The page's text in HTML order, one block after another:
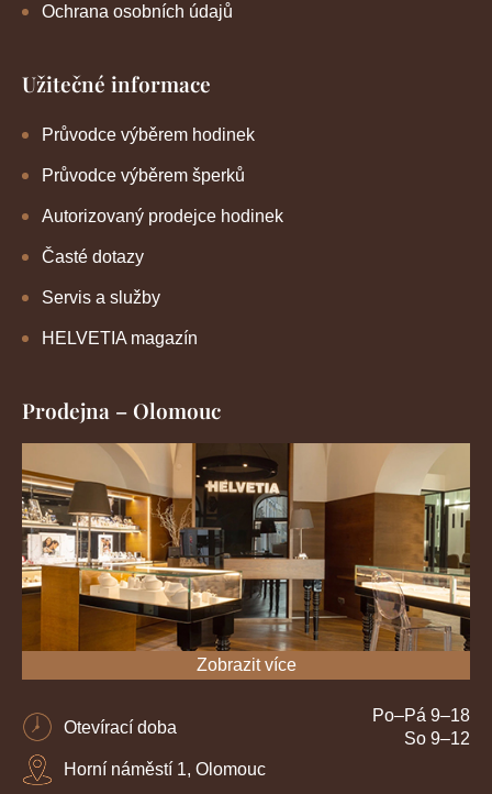
Ochrana osobních údajů
Užitečné informace
Průvodce výběrem hodinek
Průvodce výběrem šperků
Autorizovaný prodejce hodinek
Časté dotazy
Servis a služby
HELVETIA magazín
Prodejna – Olomouc
Zobrazit více
Otevírací doba
Po–Pá 9–18
So 9–12
Horní náměstí 1, Olomouc